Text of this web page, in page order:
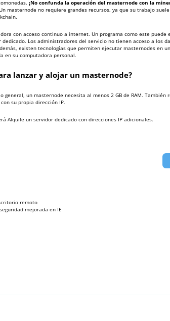
¡No confunda la operación del masternode con la
masternode no requiere grandes recursos, ya que su trabajo
con acceso continuo a internet. Un programa como este puede
Los administradores del servicio no tienen acceso a los
existen tecnologías que permiten ejecutar masternodes en
en su computadora personal.
lanzar y alojar un masternode?
general, un masternode necesita al menos 2 GB de RAM. También
su propia dirección IP.
Alquile un servidor dedicado con direcciones IP adicionales.
remoto
mejorada en IE